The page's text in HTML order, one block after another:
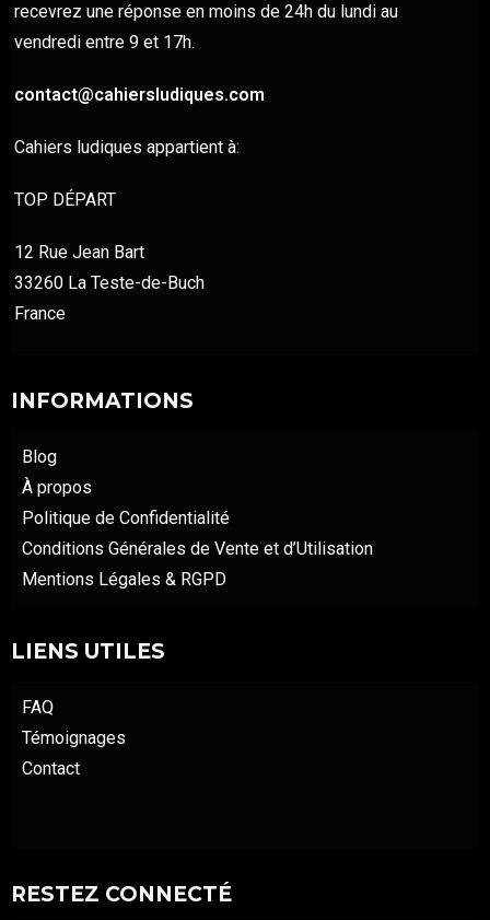
recevrez une réponse en moins de 24h du lundi au
vendredi entre 9 et 17h.
contact@cahiersludiques.com
Cahiers ludiques appartient à:
TOP DÉPART
12 Rue Jean Bart
33260 La Teste-de-Buch
France
INFORMATIONS
Blog
À propos
Politique de Confidentialité
Conditions Générales de Vente et d’Utilisation
Mentions Légales & RGPD
LIENS UTILES
FAQ
Témoignages
Contact
RESTEZ CONNECTÉ